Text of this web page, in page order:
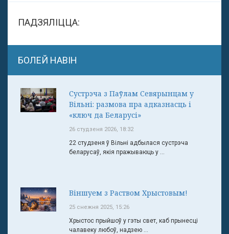
ПАДЗЯЛІЦЦА:
БОЛЕЙ НАВІН
Сустрэча з Паўлам Севярынцам у
Вільні: размова пра адказнасць і
«ключ да Беларусі»
26 студзеня 2026, 18:32
22 студзеня ў Вільні адбылася сустрэча
беларусаў, якія пражываюць у ...
Віншуем з Раством Хрыстовым!
25 снежня 2025, 15:26
Хрыстос прыйшоў у гэты свет, каб прынесці
чалавеку любоў, надзею ...